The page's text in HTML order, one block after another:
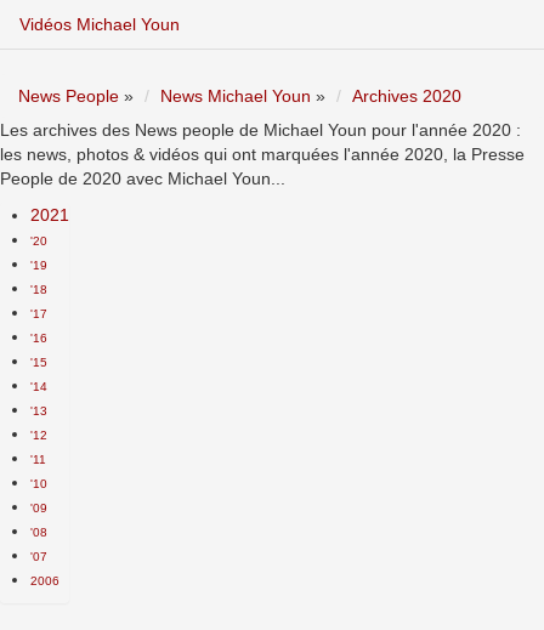
Vidéos Michael Youn
News People » News Michael Youn »
Archives 2020
Les archives des News people de Michael Youn pour l'année 2020 :
les news, photos & vidéos qui ont marquées l'année 2020, la Presse
People de 2020 avec Michael Youn...
2021
'20
'19
'18
'17
'16
'15
'14
'13
'12
'11
'10
'09
'08
'07
2006